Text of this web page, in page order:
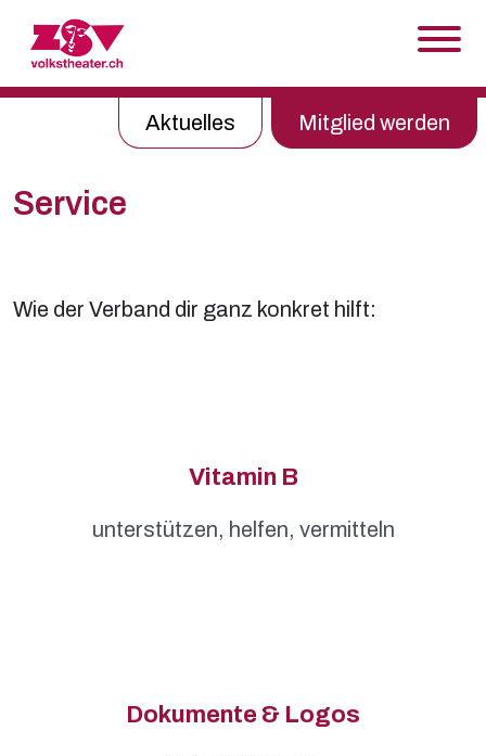
Skip to content
Aktuelles Mitglied werden
Service
Wie der Verband dir ganz konkret hilft:
Vitamin B
unterstützen, helfen, vermitteln
Dokumente & Logos